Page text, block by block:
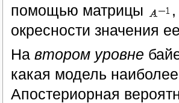
помощью матрицы
окресности значения
На втором уровне
какая модель
Апостериорная